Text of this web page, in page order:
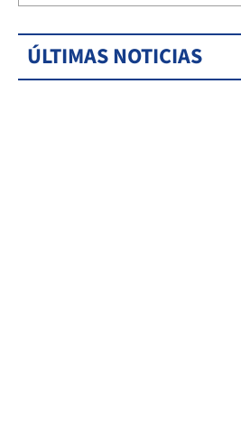
ÚLTIMAS NOTICIAS